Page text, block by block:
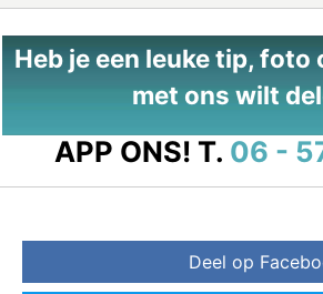
Heb je een leuke tip, foto
met ons wilt
APP ONS! T. 06 -
Deel op